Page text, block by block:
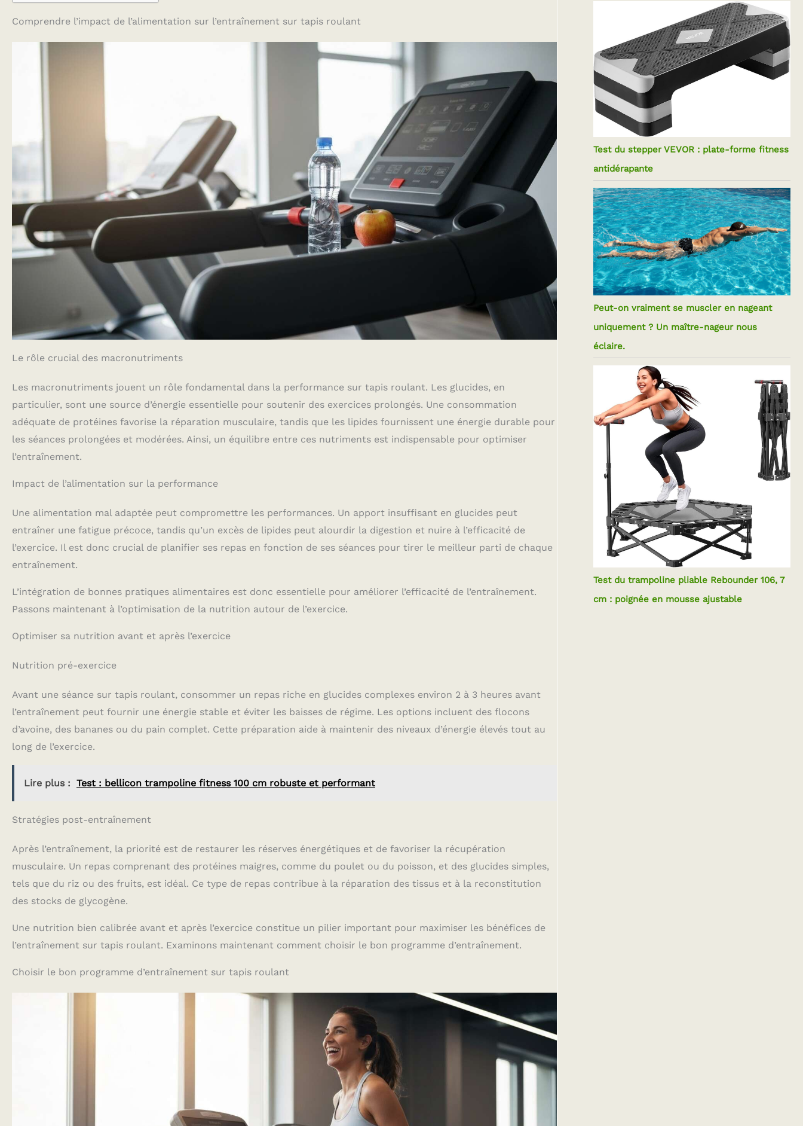
Comprendre l’impact de l’alimentation sur l’entraînement sur tapis roulant
Le rôle crucial des macronutriments
Les macronutriments jouent un rôle fondamental dans la performance sur tapis roulant. Les glucides, en
particulier, sont une source d’énergie essentielle pour soutenir des exercices prolongés. Une consommation
adéquate de protéines favorise la réparation musculaire, tandis que les lipides fournissent une énergie durable pour
les séances prolongées et modérées. Ainsi, un équilibre entre ces nutriments est indispensable pour optimiser
l’entraînement.
Impact de l’alimentation sur la performance
Une alimentation mal adaptée peut compromettre les performances. Un apport insuffisant en glucides peut
entraîner une fatigue précoce, tandis qu’un excès de lipides peut alourdir la digestion et nuire à l’efficacité de
l’exercice. Il est donc crucial de planifier ses repas en fonction de ses séances pour tirer le meilleur parti de chaque
entraînement.
L’intégration de bonnes pratiques alimentaires est donc essentielle pour améliorer l’efficacité de l’entraînement.
Passons maintenant à l’optimisation de la nutrition autour de l’exercice.
Optimiser sa nutrition avant et après l’exercice
Nutrition pré-exercice
Avant une séance sur tapis roulant, consommer un repas riche en glucides complexes environ 2 à 3 heures avant
l’entraînement peut fournir une énergie stable et éviter les baisses de régime. Les options incluent des flocons
d’avoine, des bananes ou du pain complet. Cette préparation aide à maintenir des niveaux d’énergie élevés tout au
long de l’exercice.
Lire plus : Test : bellicon trampoline fitness 100 cm robuste et performant
Stratégies post-entraînement
Après l’entraînement, la priorité est de restaurer les réserves énergétiques et de favoriser la récupération
musculaire. Un repas comprenant des protéines maigres, comme du poulet ou du poisson, et des glucides simples,
tels que du riz ou des fruits, est idéal. Ce type de repas contribue à la réparation des tissus et à la reconstitution
des stocks de glycogène.
Une nutrition bien calibrée avant et après l’exercice constitue un pilier important pour maximiser les bénéfices de
l’entraînement sur tapis roulant. Examinons maintenant comment choisir le bon programme d’entraînement.
Choisir le bon programme d’entraînement sur tapis roulant
Test du stepper VEVOR : plate-forme fitness
antidérapante
Peut-on vraiment se muscler en nageant
uniquement ? Un maître-nageur nous
éclaire.
Test du trampoline pliable Rebounder 106, 7
cm : poignée en mousse ajustable